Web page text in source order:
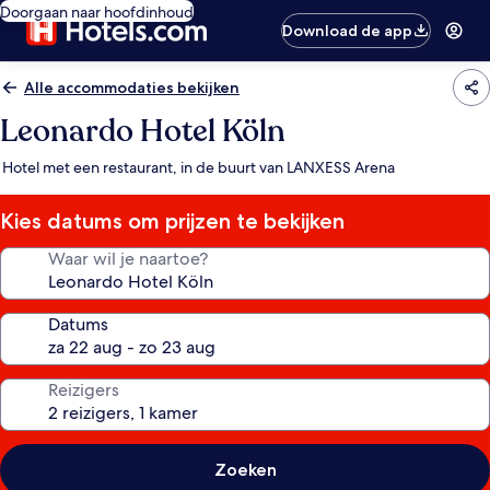
Doorgaan naar hoofdinhoud
Download de app
Alle accommodaties bekijken
Leonardo Hotel Köln
Hotel met een restaurant, in de buurt van LANXESS Arena
Kies datums om prijzen te bekijken
Waar wil je naartoe?
Datums
Reizigers
Zoeken